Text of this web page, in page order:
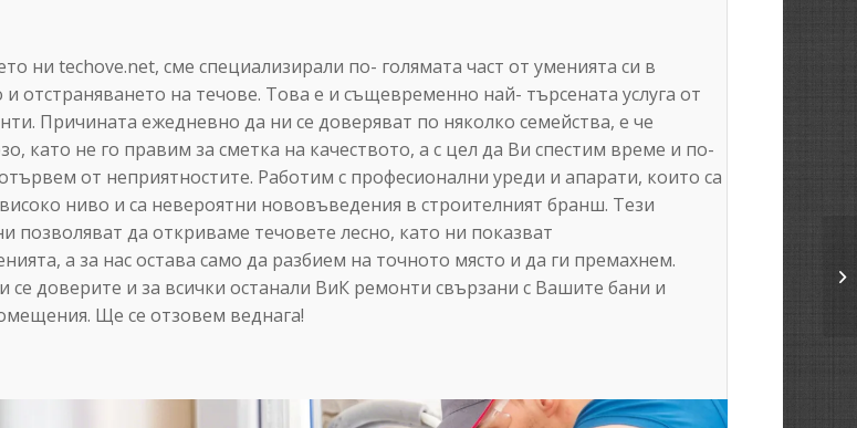
ни techove.net, сме специализирали по- голямата част от уменията си в
отстраняването на течове. Това е и същевременно най- търсената услуга от
Причината ежедневно да ни се доверяват по няколко семейства, е че
като не го правим за сметка на качеството, а с цел да Ви спестим време и по-
от неприятностите. Работим с професионални уреди и апарати, които са
ниво и са невероятни нововъведения в строителният бранш. Тези
позволяват да откриваме течовете лесно, като ни показват
а за нас остава само да разбием на точното място и да ги премахнем.
се доверите и за всички останали ВиК ремонти свързани с Вашите бани и
Ще се отзовем веднага!